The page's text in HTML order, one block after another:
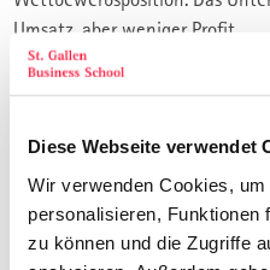
Diese Webseite verwendet
Wir verwenden Cookies,
personalisieren, Funktionen
zu können und die Zugriffe
Umsatz, aber weniger Profit.
Die neue Strategie
folgenden Fragen liefern:
Welches Geschäft wollen wir
weil wir starke, rentable
Märkten sichern und